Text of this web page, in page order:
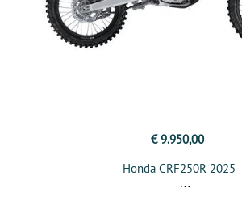
€ 9.950,00
Honda CRF250R 2025